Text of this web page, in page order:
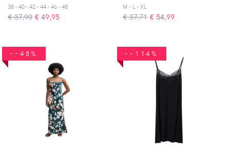
38 - 40 - 42 - 44 - 46 - 48
€ 37,90 € 49,95
M - L - XL
€ 37,71 € 54,99
--48% --114%